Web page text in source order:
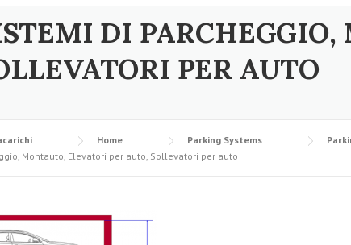
DI PARCHEGGIO,
PER AUTO
Home Parking Systems
Montauto, Elevatori per auto, Sollevatori per auto